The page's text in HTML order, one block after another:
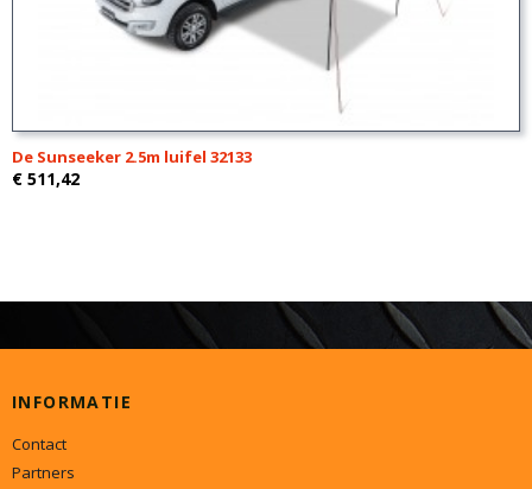
De Sunseeker 2.5m luifel 32133
€ 511,42
INFORMATIE
Contact
Partners